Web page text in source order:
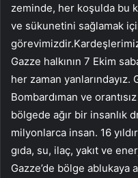
zeminde, her koşulda bu
ve sükunetini sağlamak
Gazze halkının 7 Ekim
her zaman yanlarındayız.
Bombardıman ve
bölgede ağır bir insanlık
milyonlarca insan. 16
gıda, su, ilaç, yakıt ve
Gazze’de bölge ablukaya